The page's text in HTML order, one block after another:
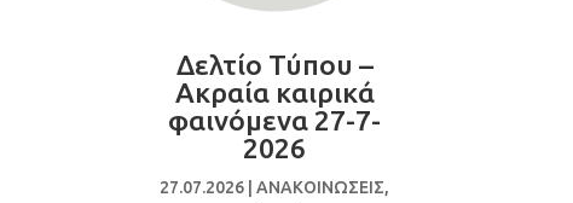
Δελτίο Τύπου –
Ακραία καιρικά
φαινόμενα 27-7-
2026
27.07.2026 |ΑΝΑΚΟΙΝΩΣΕΙΣ,